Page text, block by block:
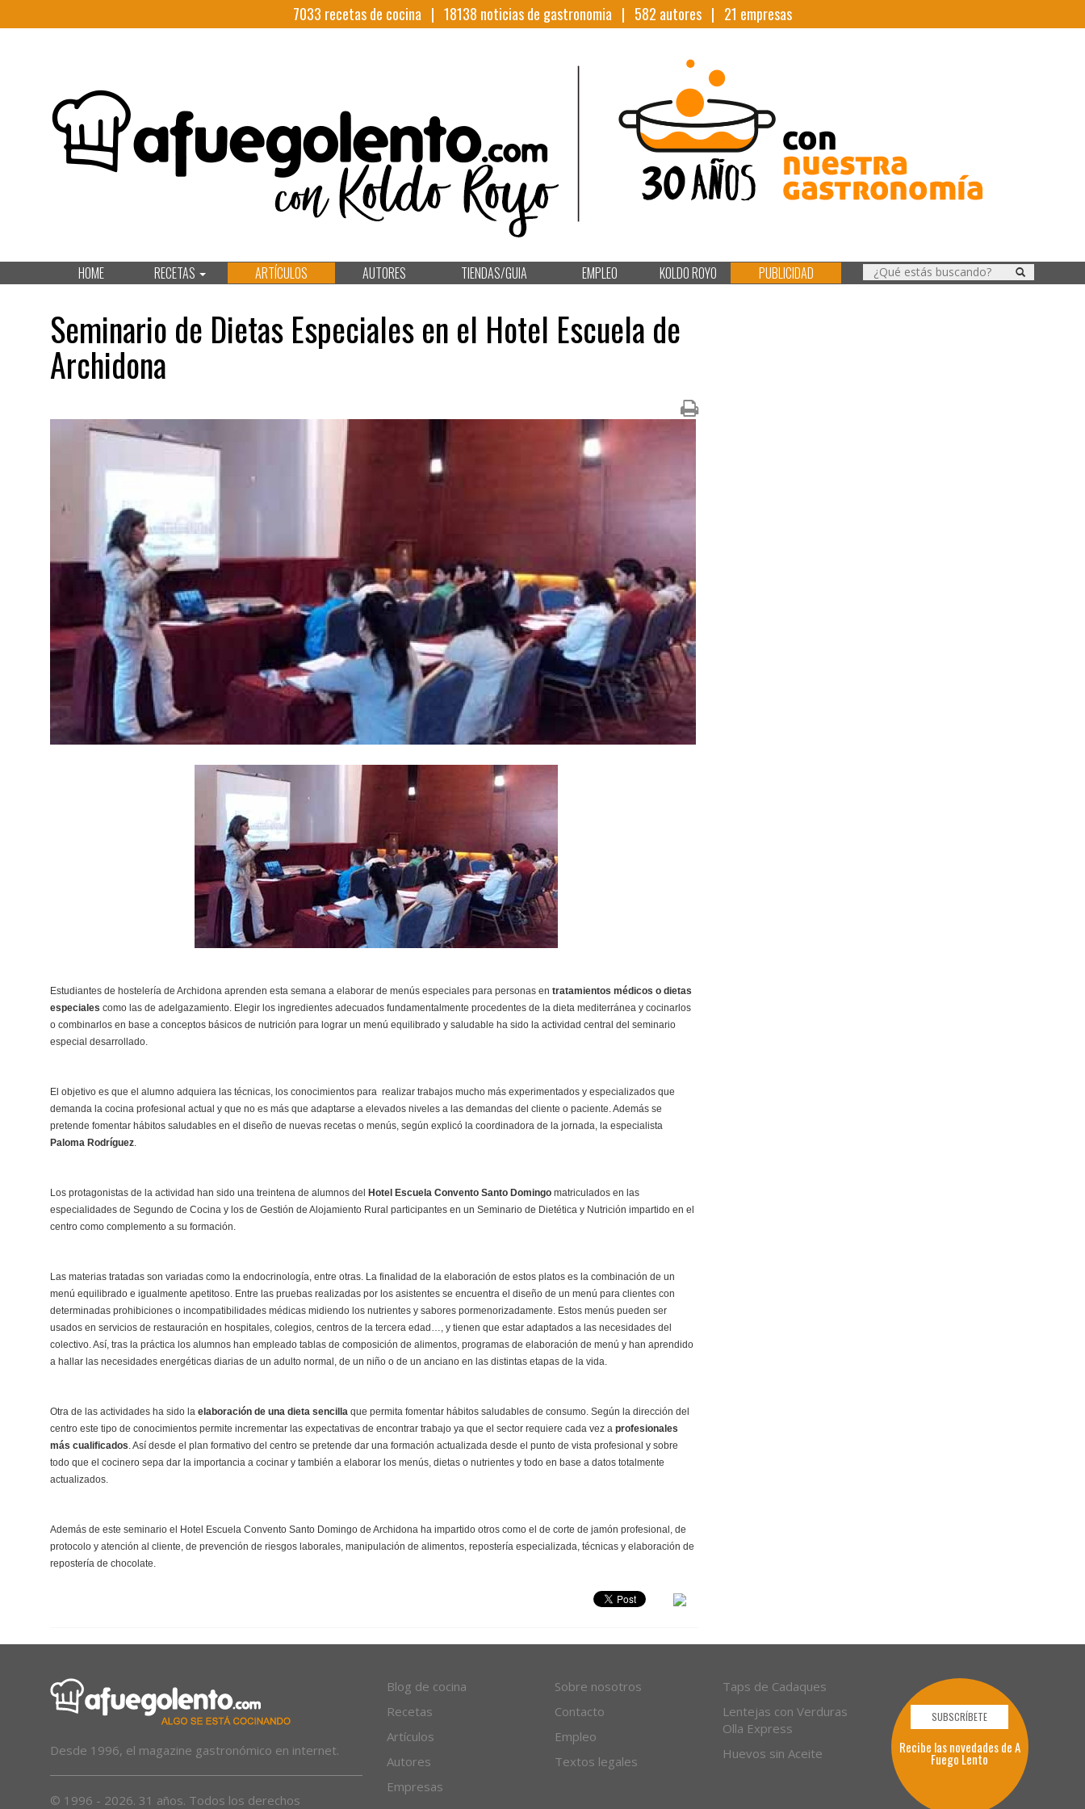
7033 recetas de cocina | 18138 noticias de gastronomia | 582 autores | 21 empresas
HOME RECETAS ARTÍCULOS AUTORES TIENDAS/GUIA EMPLEO KOLDO ROYO PUBLICIDAD
Seminario de Dietas Especiales en el Hotel Escuela de
Archidona
Estudiantes de hostelería de Archidona aprenden esta semana a elaborar de menús especiales para personas en tratamientos médicos o dietas
especiales como las de adelgazamiento. Elegir los ingredientes adecuados fundamentalmente procedentes de la dieta mediterránea y cocinarlos
o combinarlos en base a conceptos básicos de nutrición para lograr un menú equilibrado y saludable ha sido la actividad central del seminario
especial desarrollado.
El objetivo es que el alumno adquiera las técnicas, los conocimientos para realizar trabajos mucho más experimentados y especializados que
demanda la cocina profesional actual y que no es más que adaptarse a elevados niveles a las demandas del cliente o paciente. Además se
pretende fomentar hábitos saludables en el diseño de nuevas recetas o menús, según explicó la coordinadora de la jornada, la especialista
Paloma Rodríguez.
Los protagonistas de la actividad han sido una treintena de alumnos del Hotel Escuela Convento Santo Domingo matriculados en las
especialidades de Segundo de Cocina y los de Gestión de Alojamiento Rural participantes en un Seminario de Dietética y Nutrición impartido en el
centro como complemento a su formación.
Las materias tratadas son variadas como la endocrinología, entre otras. La finalidad de la elaboración de estos platos es la combinación de un
menú equilibrado e igualmente apetitoso. Entre las pruebas realizadas por los asistentes se encuentra el diseño de un menú para clientes con
determinadas prohibiciones o incompatibilidades médicas midiendo los nutrientes y sabores pormenorizadamente. Estos menús pueden ser
usados en servicios de restauración en hospitales, colegios, centros de la tercera edad…, y tienen que estar adaptados a las necesidades del
colectivo. Así, tras la práctica los alumnos han empleado tablas de composición de alimentos, programas de elaboración de menú y han aprendido
a hallar las necesidades energéticas diarias de un adulto normal, de un niño o de un anciano en las distintas etapas de la vida.
Otra de las actividades ha sido la elaboración de una dieta sencilla que permita fomentar hábitos saludables de consumo. Según la dirección del
centro este tipo de conocimientos permite incrementar las expectativas de encontrar trabajo ya que el sector requiere cada vez a profesionales
más cualificados. Así desde el plan formativo del centro se pretende dar una formación actualizada desde el punto de vista profesional y sobre
todo que el cocinero sepa dar la importancia a cocinar y también a elaborar los menús, dietas o nutrientes y todo en base a datos totalmente
actualizados.
Además de este seminario el Hotel Escuela Convento Santo Domingo de Archidona ha impartido otros como el de corte de jamón profesional, de
protocolo y atención al cliente, de prevención de riesgos laborales, manipulación de alimentos, repostería especializada, técnicas y elaboración de
repostería de chocolate.
Desde 1996, el magazine gastronómico en internet.
© 1996 - 2026. 31 años. Todos los derechos
Blog de cocina
Recetas
Artículos
Autores
Empresas
Sobre nosotros
Contacto
Empleo
Textos legales
Taps de Cadaques
Lentejas con Verduras
Olla Express
Huevos sin Aceite
SUBSCRÍBETE
Recibe las novedades de A
Fuego Lento